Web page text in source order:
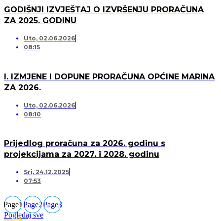
GODIŠNJI IZVJEŠTAJ O IZVRŠENJU PRORAČUNA
ZA 2025. GODINU
Uto, 02.06.2026
08:15
I. IZMJENE I DOPUNE PRORAČUNA OPĆINE MARINA
ZA 2026.
Uto, 02.06.2026
08:10
Prijedlog proračuna za 2026. godinu s
projekcijama za 2027. i 2028. godinu
Sri, 24.12.2025
07:53
Page1Page2Page3
Pogledaj sve